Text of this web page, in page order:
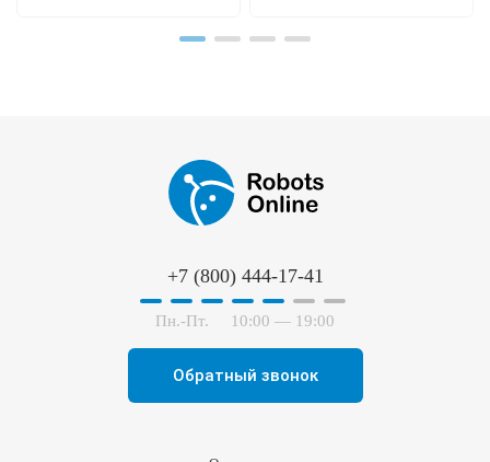
+7 (800) 444-17-41
Пн.-Пт. 10:00 — 19:00
Обратный звонок